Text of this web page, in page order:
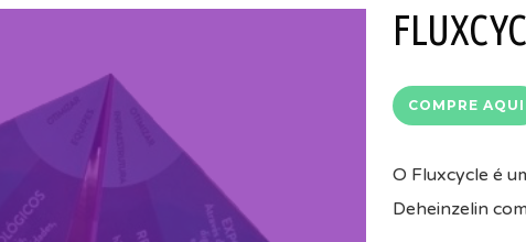
COMPRE AQUI
O Fluxcycle é
Deheinzelin